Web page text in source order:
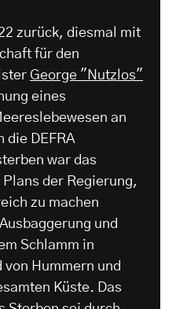
zurück, diesmal mit
für den
George "Nutzlos"
eines
an
die DEFRA
war das
der Regierung,
zu machen
und
Schlamm in
von Hummern und
Küste. Das